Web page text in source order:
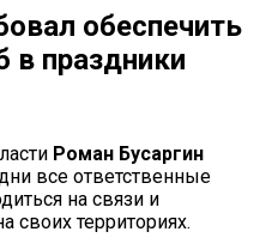
обеспечить
в праздники
Роман Бусаргин
все ответственные
на связи и
своих территориях.